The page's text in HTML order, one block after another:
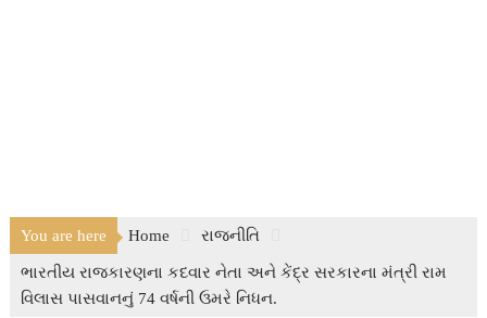
You are here Home રાજનીતિ
ભારતીય રાજકારણના કદવાર નેતા અને કેંદ્ર સરકારના મંત્રી રામ
વિલાસ પાસવાનનું 74 વર્ષની ઉમરે નિધન.